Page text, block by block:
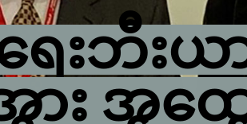
ေးဘီး
အား